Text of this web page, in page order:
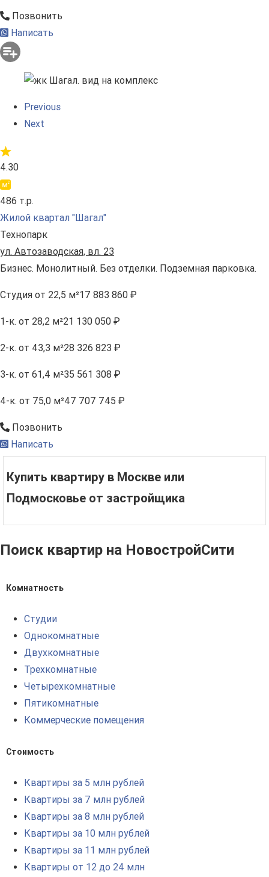
Позвонить
Написать
Previous
Next
4.30
486 т.р.
Жилой квартал "Шагал"
Технопарк
ул. Автозаводская, вл. 23
Бизнес. Монолитный. Без отделки. Подземная парковка.
Студия от 22,5 м²17 883 860 ₽
1-к. от 28,2 м²21 130 050 ₽
2-к. от 43,3 м²28 326 823 ₽
3-к. от 61,4 м²35 561 308 ₽
4-к. от 75,0 м²47 707 745 ₽
Позвонить
Написать
Купить квартиру в Москве или
Подмосковье от застройщика
Поиск квартир на НовостройСити
Комнатность
Студии
Однокомнатные
Двухкомнатные
Трехкомнатные
Четырехкомнатные
Пятикомнатные
Коммерческие помещения
Стоимость
Квартиры за 5 млн рублей
Квартиры за 7 млн рублей
Квартиры за 8 млн рублей
Квартиры за 10 млн рублей
Квартиры за 11 млн рублей
Квартиры от 12 до 24 млн